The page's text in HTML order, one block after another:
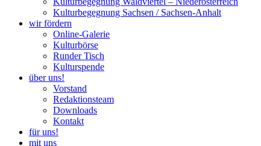
Kulturbegegnung Sachsen / Sachsen-Anhalt
wir fördern
Online-Galerie
Kulturbörse
Runder Tisch
Kulturspende
über uns!
Vorstand
Redaktionsteam
Downloads
Kontakt
für uns!
mit uns